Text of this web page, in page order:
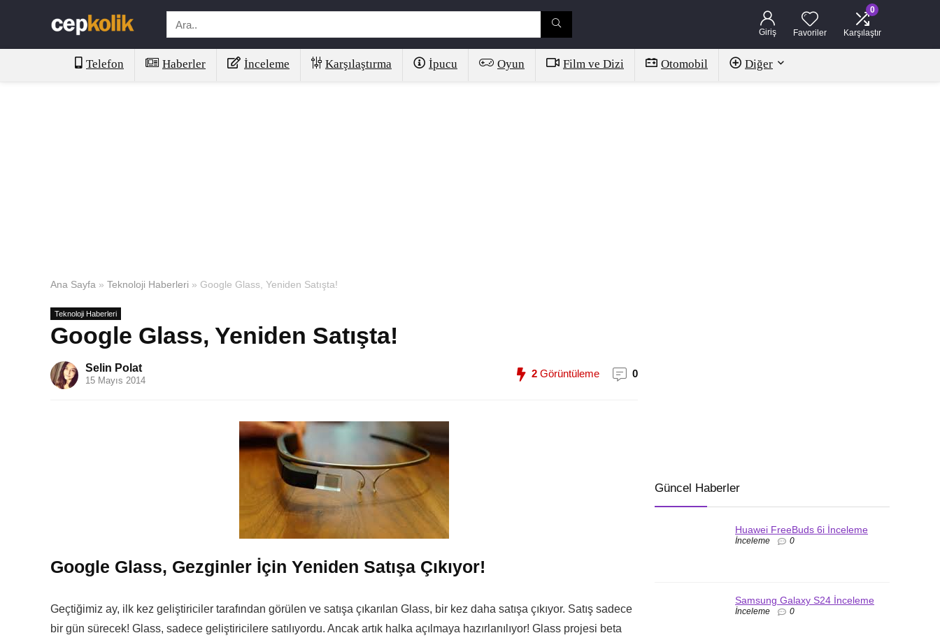
Giriş Favoriler
0
Karşılaştır
Telefon Haberler İnceleme Karşılaştırma İpucu Oyun Film ve Dizi Otomobil Diğer
Ana Sayfa » Teknoloji Haberleri » Google Glass, Yeniden Satışta!
Teknoloji Haberleri
Google Glass, Yeniden Satışta!
Selin Polat
15 Mayıs 2014
2 Görüntüleme 0
Google Glass, Gezginler İçin Yeniden Satışa Çıkıyor!
Geçtiğimiz ay, ilk kez geliştiriciler tarafından görülen ve satışa çıkarılan Glass, bir kez daha satışa çıkıyor. Satış sadece
bir gün sürecek! Glass, sadece geliştiricilere satılıyordu. Ancak artık halka açılmaya hazırlanılıyor! Glass projesi beta
Güncel Haberler
Huawei FreeBuds 6i İnceleme
İnceleme 0
Samsung Galaxy S24 İnceleme
İnceleme 0